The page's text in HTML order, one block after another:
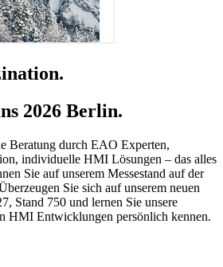
2026 Berlin.
Beratung durch EAO Experten,
individuelle HMI Lösungen – das alles
Sie auf unserem Messestand auf der
Sie sich auf unserem neuen
Stand 750 und lernen Sie unsere
HMI Entwicklungen persönlich kennen.